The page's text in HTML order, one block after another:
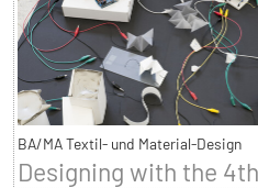
BA/MA Textil- und Material-Design
Designing with the